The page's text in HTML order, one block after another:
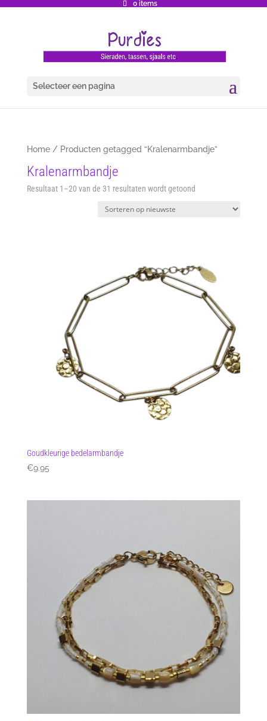
0 items
Selecteer een pagina
Home/ Producten getagged “Kralenarmbandje”
Kralenarmbandje
Resultaat 1–20 van de 31 resultaten wordt getoondGesorteerd
Goudkleurige bedelarmbandje
€9.95